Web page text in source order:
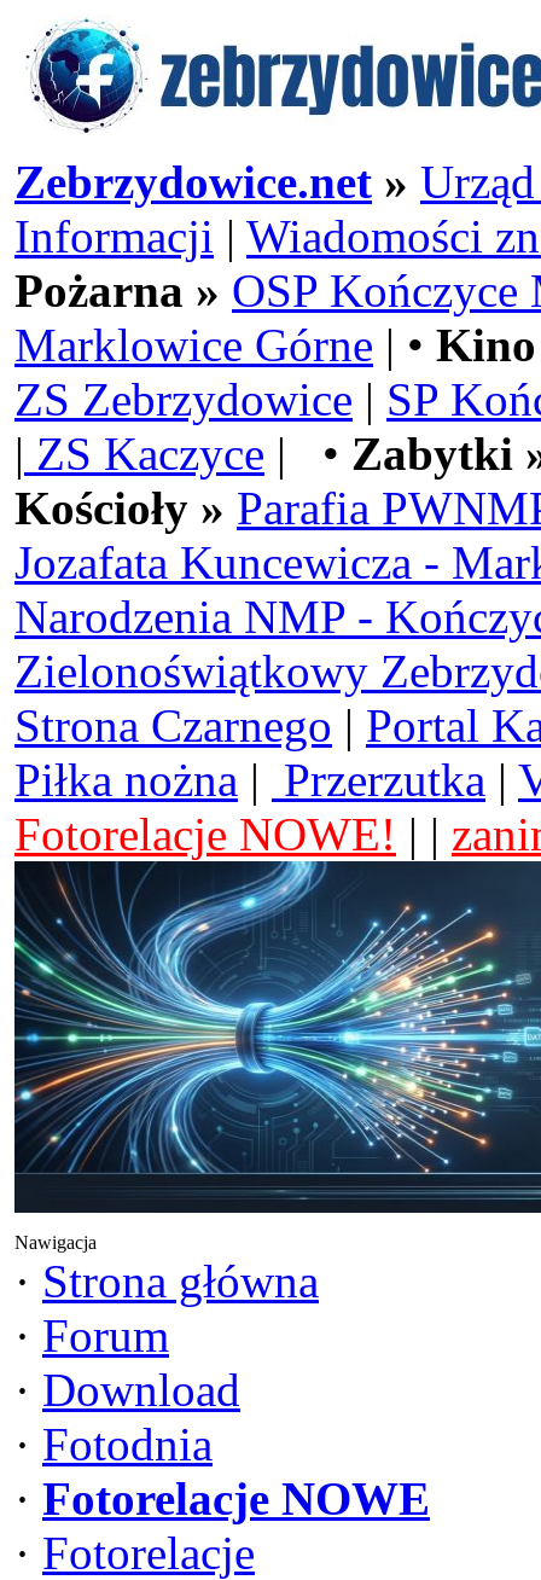
Zebrzydowice.net »
Informacji | Wiadomości
Pożarna » OSP Kończyce
Marklowice Górne | •
ZS Zebrzydowice | SP
| ZS Kaczyce | • Zabytki
Kościoły » Parafia
Jozafata Kuncewicza -
Narodzenia NMP -
Zielonoświątkowy
Strona Czarnego | Portal
Piłka nożna | Przerzutka |
Fotorelacje NOWE! | |
Nawigacja
· Strona główna
· Forum
· Download
· Fotodnia
· Fotorelacje NOWE
· Fotorelacje